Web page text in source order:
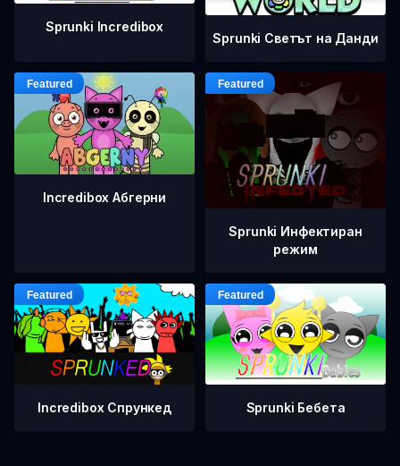
Sprunki Incredibox
Sprunki Светът на Данди
Incredibox Абгерни
Sprunki Инфектиран
режим
Incredibox Спрункед Sprunki Бебета